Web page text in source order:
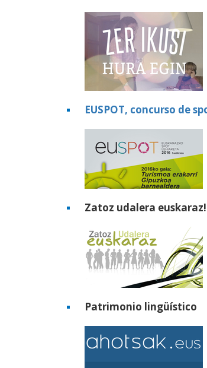
EUSPOT, concurso de
Zatoz udalera euskaraz!
Patrimonio lingüístico